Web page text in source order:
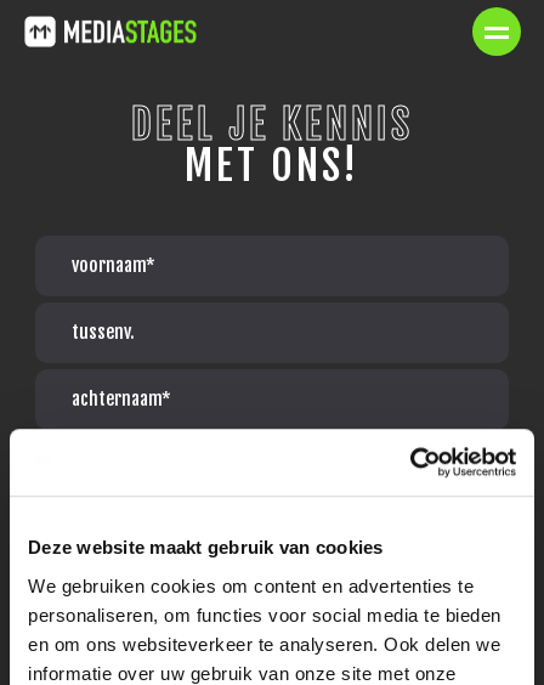
Deze website maakt gebruik van cookies
We gebruiken cookies om content en advertenties te
personaliseren, om functies voor social media te bieden
en om ons websiteverkeer te analyseren. Ook delen we
informatie over uw gebruik van onze site met onze
DEEL JE KENNIS
MET ONS!